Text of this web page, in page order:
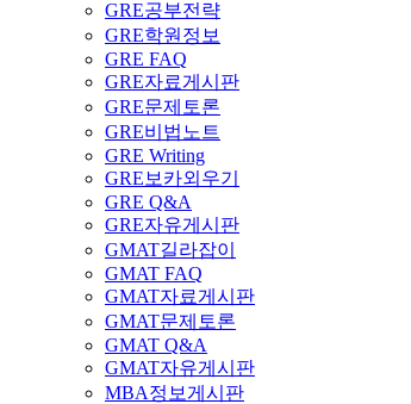
GRE공부전략
GRE학원정보
GRE FAQ
GRE자료게시판
GRE문제토론
GRE비법노트
GRE Writing
GRE보카외우기
GRE Q&A
GRE자유게시판
GMAT길라잡이
GMAT FAQ
GMAT자료게시판
GMAT문제토론
GMAT Q&A
GMAT자유게시판
MBA정보게시판